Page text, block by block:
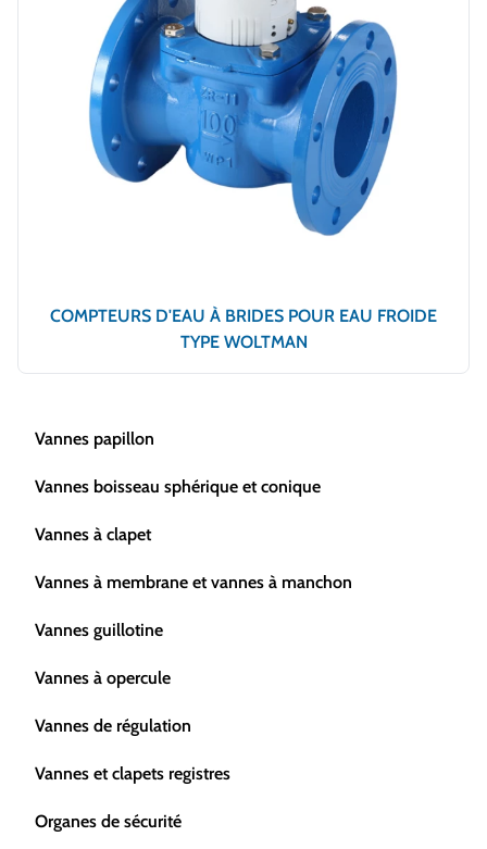
Vannes papillon
Vannes boisseau sphérique et conique
Vannes à clapet
Vannes à membrane et vannes à manchon
Vannes guillotine
Vannes à opercule
Vannes de régulation
Vannes et clapets registres
Organes de sécurité
COMPTEURS D'EAU À BRIDES POUR EAU FROIDE
TYPE WOLTMAN